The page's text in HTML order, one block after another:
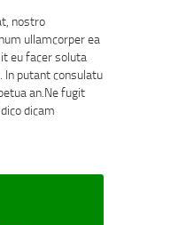
nostro
ullamcorper ea
eu facer soluta
In putant consulatu
an.Ne fugit
dicam